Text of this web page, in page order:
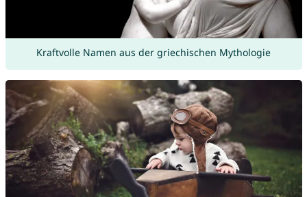
Kraftvolle Namen aus der griechischen Mythologie